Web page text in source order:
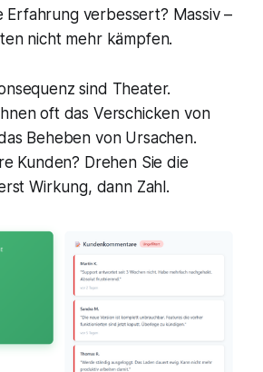
Erfahrung verbessert? Massiv –
nicht mehr kämpfen.
sind Theater.
oft das Verschicken von
Beheben von Ursachen.
Kunden? Drehen Sie die
Wirkung, dann Zahl.